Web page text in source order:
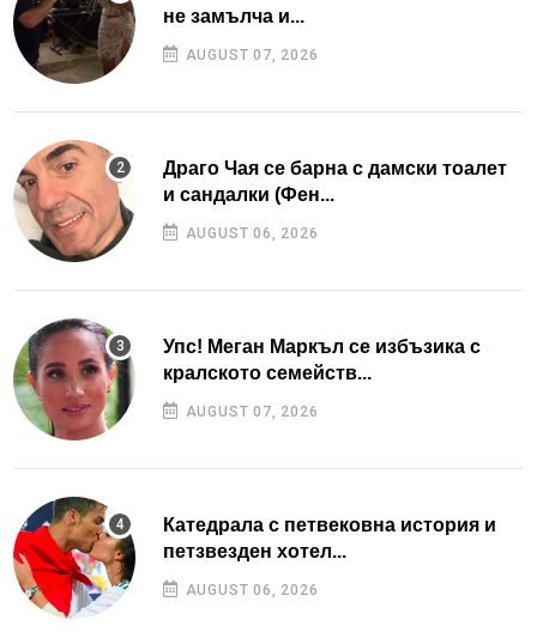
не замълча и...
AUGUST 07, 2026
Драго Чая се барна с дамски тоалет
и сандалки (Фен...
AUGUST 06, 2026
Упс! Меган Маркъл се избъзика с
кралското семейств...
AUGUST 07, 2026
Катедрала с петвековна история и
петзвезден хотел...
AUGUST 06, 2026